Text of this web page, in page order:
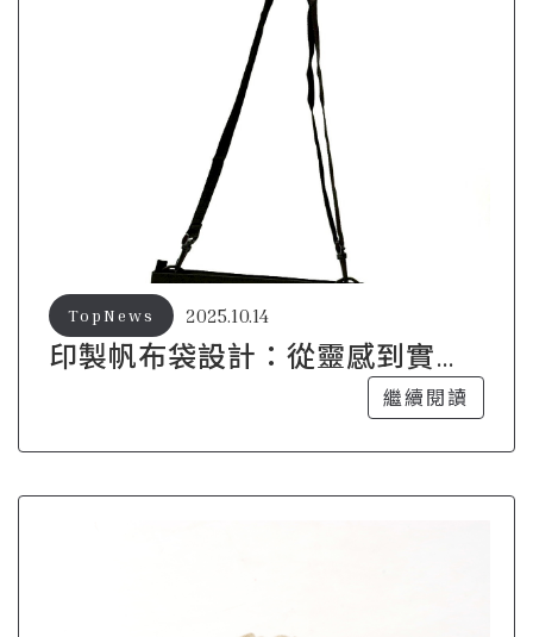
印製帆布袋設計：從靈感到實現
2025.10.14
TopNews
繼續閱讀